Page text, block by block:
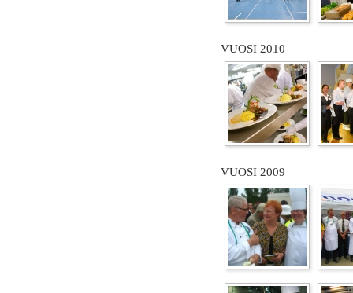
VUOSI 2010
VUOSI 2009